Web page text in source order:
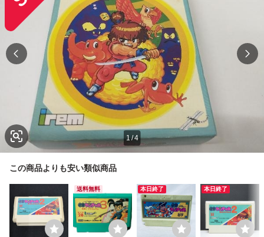
1/4
この商品よりも安い類似商品
送料無料 本日終了 本日終了